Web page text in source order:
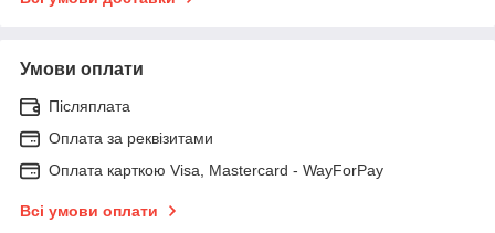
Умови оплати
Післяплата
Оплата за реквізитами
Оплата карткою Visa, Mastercard - WayForPay
Всі умови оплати